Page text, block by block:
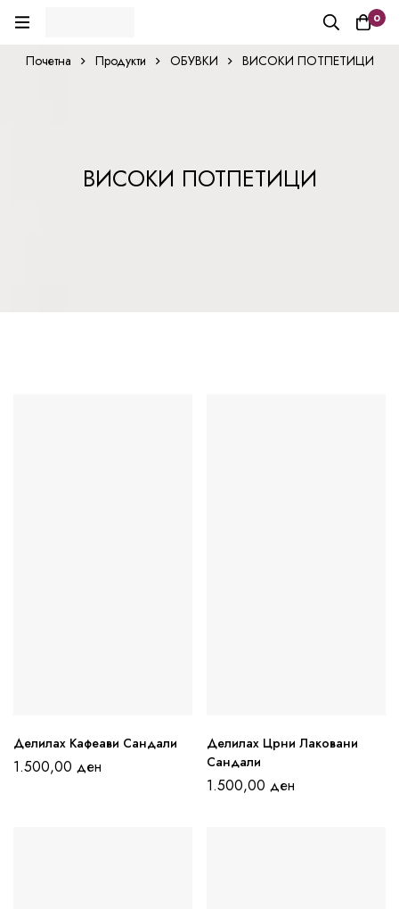
0
Почетна Продукти ОБУВКИ ВИСОКИ ПОТПЕТИЦИ
ВИСОКИ ПОТПЕТИЦИ
Делилах Кафеави Сандали
1.500,00 ден
Делилах Црни Лаковани
Сандали
1.500,00 ден